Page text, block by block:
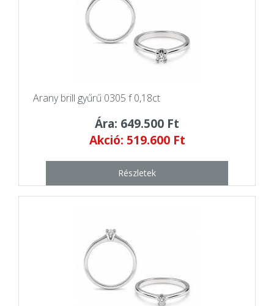
Arany brill gyűrű 0305 f 0,18ct
Ára: 649.500 Ft
Akció: 519.600 Ft
Részletek